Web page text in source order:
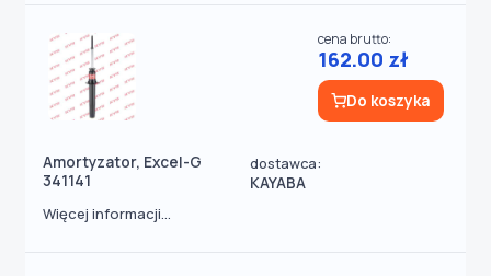
Amortyzator, Excel-G
341141
dostawca:
KAYABA
cena brutto:
162.00 zł
Do koszyka
Więcej informacji...